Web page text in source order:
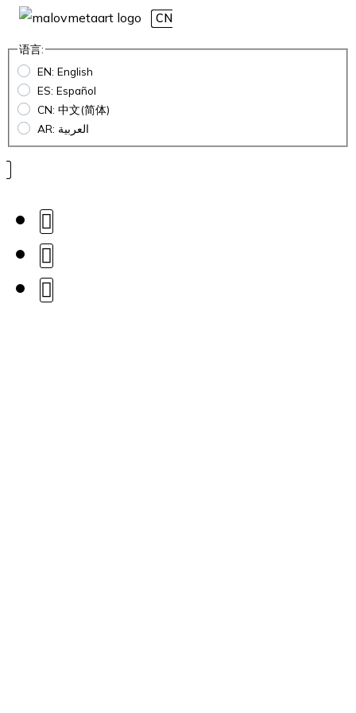
CN
语言:
EN: English
ES: Español
CN: 中文(简体)
AR: العربية